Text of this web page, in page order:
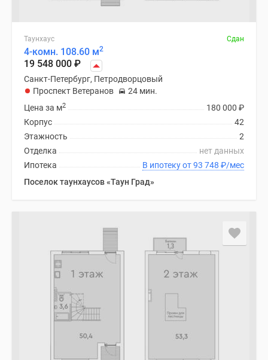
Таунхаус Сдан
4-комн. 108.60 м2
19 548 000 ₽
Санкт-Петербург, Петродворцовый
Проспект Ветеранов
24 мин.
180 000 ₽
Цена за м2
42
Корпус
2
Этажность
нет данных
Отделка
В ипотеку от 93 748 ₽/мес
Ипотека
Поселок таунхаусов «Таун Град»